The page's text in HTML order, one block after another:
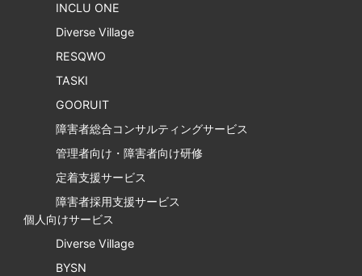
INCLU ONE
Diverse Village
RESQWO
TASKI
GOORUIT
障害者総合コンサルティングサービス
管理者向け・障害者向け研修
定着支援サービス
障害者採用支援サービス
個人向けサービス
Diverse Village
BYSN